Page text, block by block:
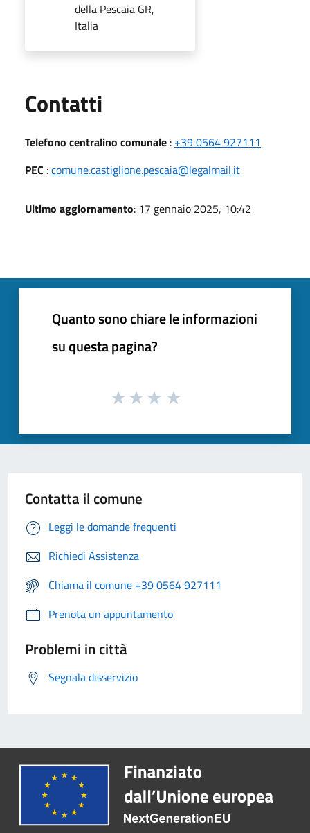
della Pescaia GR,
Italia
Contatti
Telefono centralino comunale : +39 0564 927111
PEC :comune.castiglione.pescaia@legalmail.it
Ultimo aggiornamento: 17 gennaio 2025, 10:42
Quanto sono chiare le informazioni
su questa pagina?
Contatta il comune
Leggi le domande frequenti
Richiedi Assistenza
Chiama il comune +39 0564 927111
Prenota un appuntamento
Problemi in città
Segnala disservizio